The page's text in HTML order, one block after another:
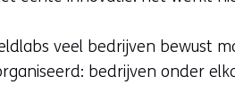
veel bedrijven bewust
bedrijven onder